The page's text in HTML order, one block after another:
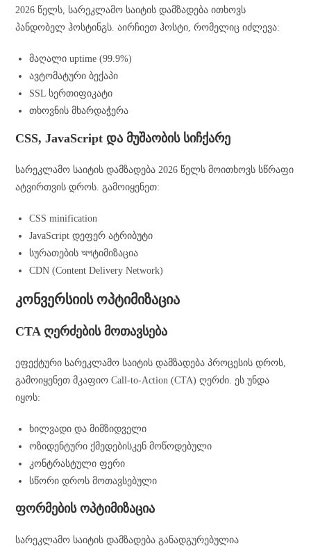
2026 წელს, სარეკლამო საიტის დამზადება ითხოვს
პანდობელ ჰოსტინგს. აირჩიეთ ჰოსტი, რომელიც იძლევა:
მაღალი uptime (99.9%)
ავტომატური ბექაპი
SSL სერთიფიკატი
თხოვნის მხარდაჭერა
CSS, JavaScript და მუშაობის სიჩქარე
სარეკლამო საიტის დამზადება 2026 წელს მოითხოვს სწრაფი
ატვირთვის დროს. გამოიყენეთ:
CSS minification
JavaScript დეფერ ატრიბუტი
სურათების অপტიმიზაცია
CDN (Content Delivery Network)
კონვერსიის ოპტიმიზაცია
CTA ღერძების მოთავსება
ეფექტური სარეკლამო საიტის დამზადება პროცესის დროს,
გამოიყენეთ მკაფიო Call-to-Action (CTA) ღერძი. ეს უნდა
იყოს:
ხილვადი და მიმზიდველი
ოზიდენტური ქმედებისკენ მოწოდებული
კონტრასტული ფერი
სწორი დროს მოთავსებული
ფორმების ოპტიმიზაცია
სარეკლამო საიტის დამზადება განადგურებულია